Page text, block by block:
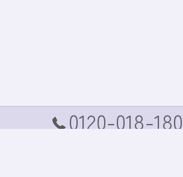
0120-018-180